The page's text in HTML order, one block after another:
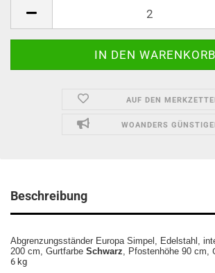
AUF DEN
WOANDERS
Beschreibung
Abgrenzungsständer Europa Simpel, Edelstahl,
200 cm, Gurtfarbe Schwarz, Pfostenhöhe 90 cm,
6 kg